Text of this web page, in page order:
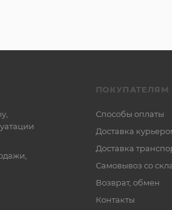
ПОКУПАТЕЛЯМ
Способы оплаты
Доставка
Доставка
Самовывоз со
Возврат, обмен
Контакты